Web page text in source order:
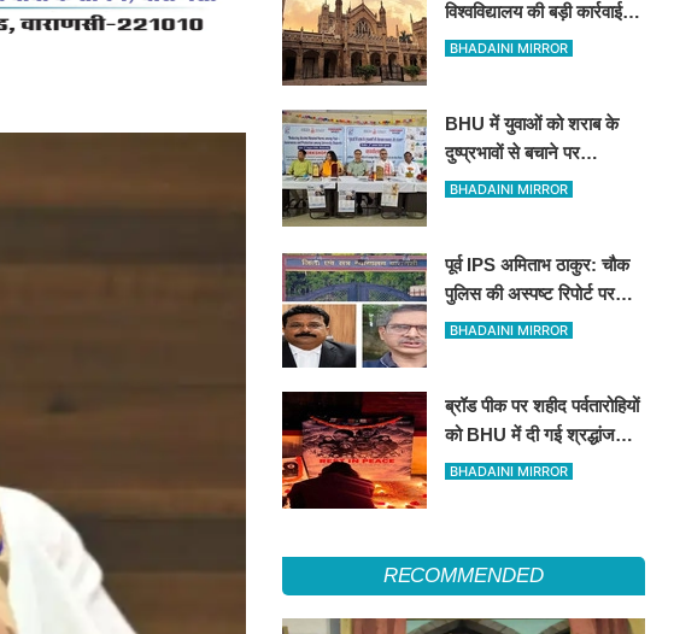
विश्वविद्यालय की बड़ी कार्रवाई:
भ्रष्टाचार के आरोपों में घिरे प्रो.
BHADAINI MIRROR
BHU में युवाओं को शराब के
दुष्प्रभावों से बचाने पर
जागरूकता कार्यशाला
BHADAINI MIRROR
पूर्व IPS अमिताभ ठाकुर: चौक
पुलिस की अस्पष्ट रिपोर्ट पर
कोर्ट सख्त, 11 अगस्त को मांगी
BHADAINI MIRROR
ब्रॉड पीक पर शहीद पर्वतारोहियों
को BHU में दी गई श्रद्धांजलि:
मौन रखकर अर्पित किए पुष्प
BHADAINI MIRROR
RECOMMENDED